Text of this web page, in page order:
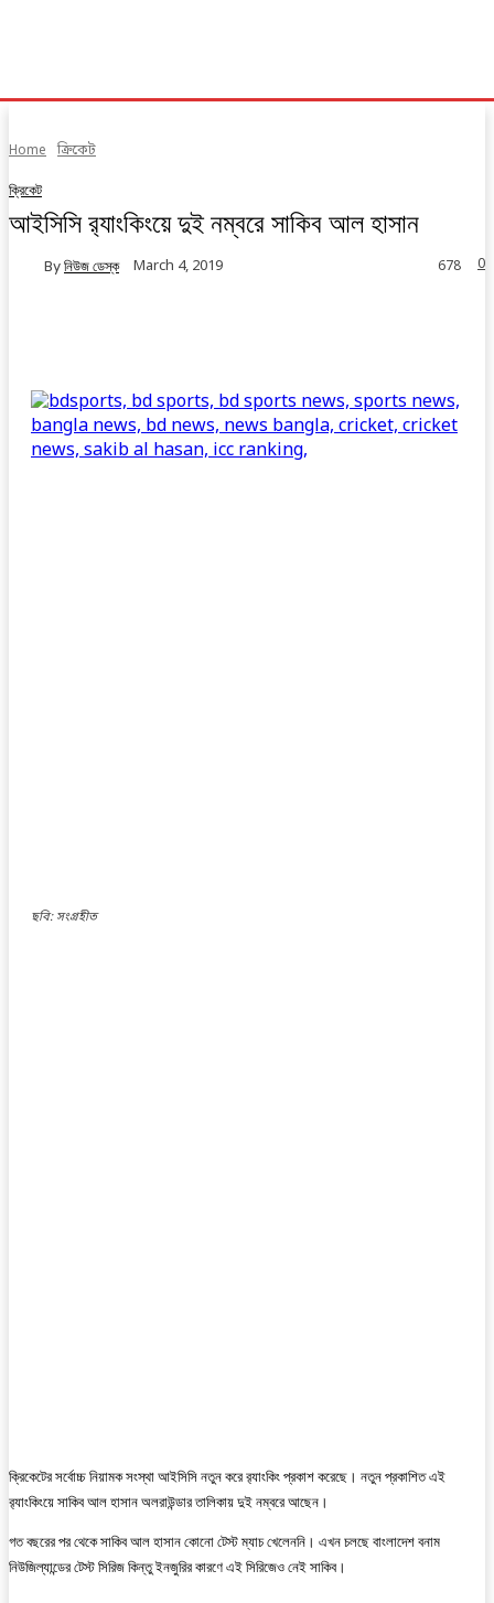
Home ক্রিকেট
ক্রিকেট
আইসিসি র‍্যাংকিংয়ে দুই নম্বরে সাকিব আল হাসান
By নিউজ ডেস্ক March 4, 2019 0
678
ছবি: সংগ্রহীত
ক্রিকেটের সর্বোচ্চ নিয়ামক সংস্থা আইসিসি নতুন করে র‍্যাংকিং প্রকাশ করেছে। নতুন প্রকাশিত এই
র‍্যাংকিংয়ে সাকিব আল হাসান অলরাউন্ডার তালিকায় দুই নম্বরে আছেন।
গত বছরের পর থেকে সাকিব আল হাসান কোনো টেস্ট ম্যাচ খেলেননি। এখন চলছে বাংলাদেশ বনাম
নিউজিল্যান্ডের টেস্ট সিরিজ কিন্তু ইনজুরির কারণে এই সিরিজেও নেই সাকিব।